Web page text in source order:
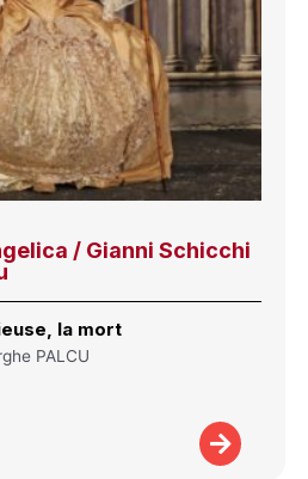
/ Gianni Schicchi
la mort
PALCU